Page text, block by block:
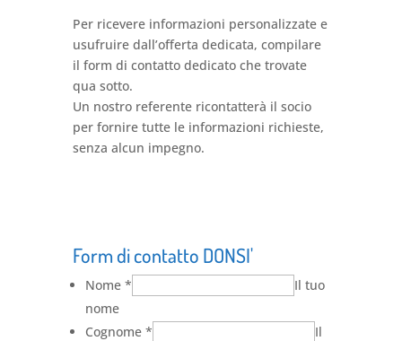
Per ricevere informazioni personalizzate e
usufruire dall’offerta dedicata, compilare
il form di contatto dedicato che trovate
qua sotto.
Un nostro referente ricontatterà il socio
per fornire tutte le informazioni richieste,
senza alcun impegno.
Form di contatto DONSI'
Nome *
Il tuo
nome
Cognome *
Il